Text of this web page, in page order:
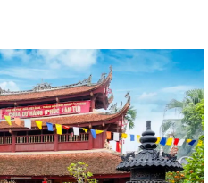
chất thải rắn sinh hoạt tại nguồn,
kiểm soát mất cân bằng giới tính
tự phát, bảo đảm an toàn phòng